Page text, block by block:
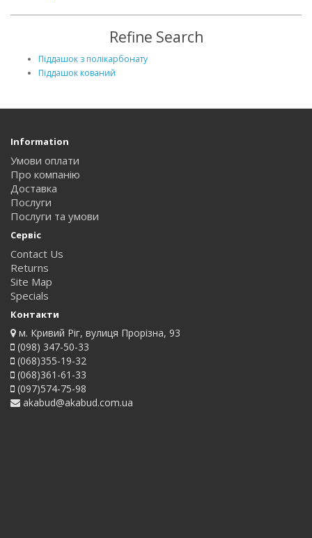
Refine Search
Піддашок з полікарбонату
Піддашок кований
Information
Умови оплати
Про компанію
Доставка
Послуги
Послуги та умови
Сервіс
Contact Us
Returns
Site Map
Specials
Контакти
м. Кривий Ріг, вулиця Прорізна, 93
(098) 347-50-33
(068)355-19-32
(068)361-61-33
(097)574-75-98
akabud@akabud.com.ua